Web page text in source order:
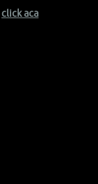
click aca